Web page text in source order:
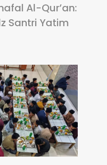
Al-Qur’an:
Santri Yatim